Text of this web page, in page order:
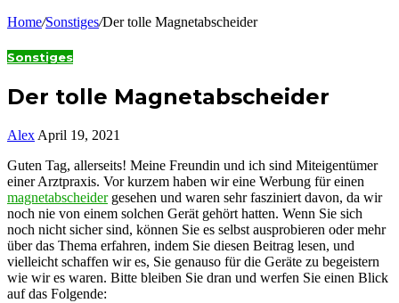
Home/Sonstiges/Der tolle Magnetabscheider
Sonstiges
Der tolle Magnetabscheider
Alex April 19, 2021
Guten Tag, allerseits! Meine Freundin und ich sind Miteigentümer
einer Arztpraxis. Vor kurzem haben wir eine Werbung für einen
magnetabscheidergesehen und waren sehr fasziniert davon, da wir
noch nie von einem solchen Gerät gehört hatten. Wenn Sie sich
noch nicht sicher sind, können Sie es selbst ausprobieren oder mehr
über das Thema erfahren, indem Sie diesen Beitrag lesen, und
vielleicht schaffen wir es, Sie genauso für die Geräte zu begeistern
wie wir es waren. Bitte bleiben Sie dran und werfen Sie einen Blick
auf das Folgende: